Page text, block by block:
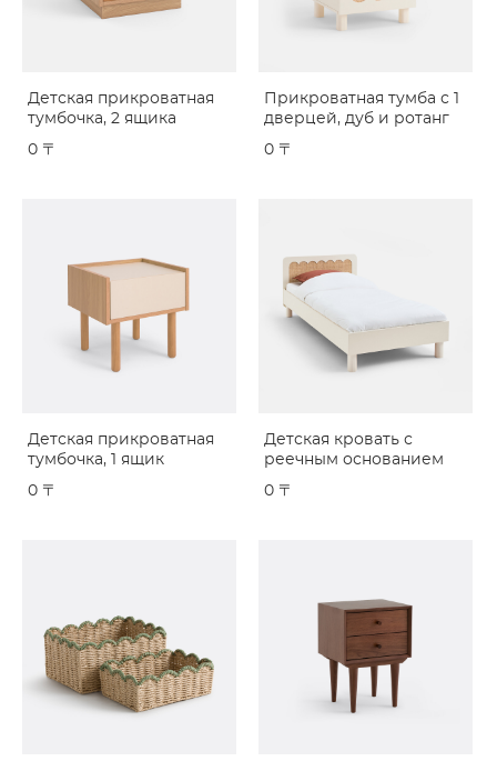
Детская прикроватная
тумбочка, 2 ящика
0 〒
Прикроватная тумба с 1
дверцей, дуб и ротанг
0 〒
Детская прикроватная
тумбочка, 1 ящик
0 〒
Детская кровать с
реечным основанием
0 〒